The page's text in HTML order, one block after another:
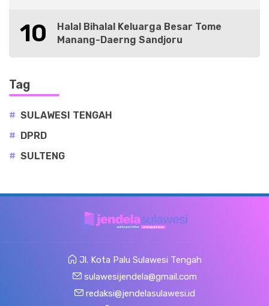
10
Halal Bihalal Keluarga Besar Tome
Manang-Daerng Sandjoru
Tag
# SULAWESI TENGAH
# DPRD
# SULTENG
Jl. Kota Palu Sulawesi Tengah
sulawesijendela@gmail.com
redaksi@jendelasulawesi.id